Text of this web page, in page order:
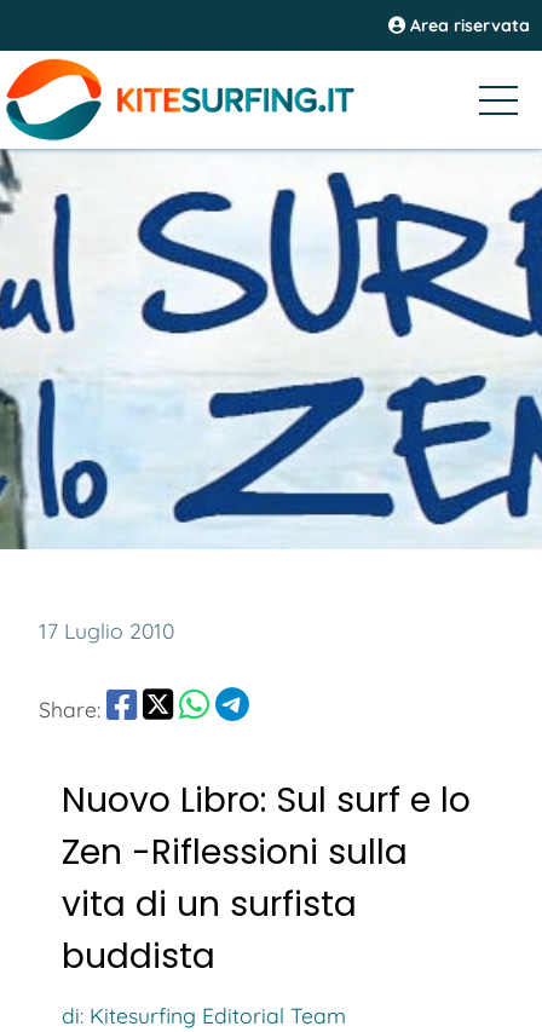
Area riservata
17 Luglio 2010
Share:
Nuovo Libro: Sul surf e lo
Zen -Riflessioni sulla
vita di un surfista
buddista
di: Kitesurfing Editorial Team